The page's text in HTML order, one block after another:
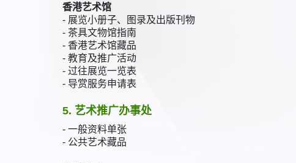
香港艺术馆
- 展览小册子、图录及出版刊物
- 茶具文物馆指南
- 香港艺术馆藏品
- 教育及推广活动
- 过往展览一览表
- 导赏服务申请表
5. 艺术推广办事处
- 一般资料单张
- 公共艺术藏品